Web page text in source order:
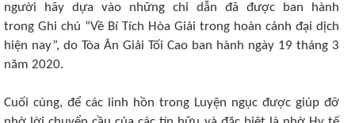
người hãy dựa vào những chỉ dẫn đã được ban hành
trong Ghi chú “Về Bí Tích Hòa Giải trong hoàn cảnh đại dịch
hiện nay”, do Tòa Ân Giải Tối Cao ban hành ngày 19 tháng 3
năm 2020.
Cuối cùng, để các linh hồn trong Luyện ngục được giúp đỡ